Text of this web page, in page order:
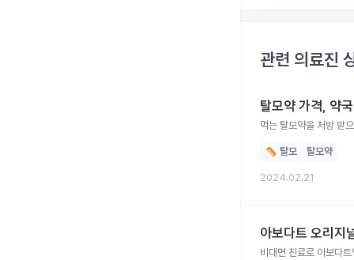
관련 의료진
탈모약 가격, 약
먹는 탈모약을 처방 받
탈모 탈모약
2024.02.21
아보다트 오리지
비대면 진료로 아보다